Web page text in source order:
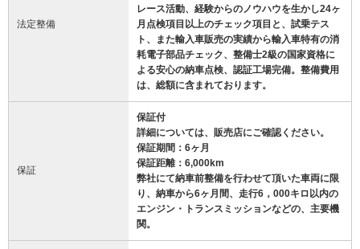
法定整備
レース活動、経験からのノウハウを生かし24ヶ
月点検項目以上のチェック項目と、試乗テス
ト、また輸入車販売の実績から輸入車特有の消
耗電子部品チェック、整備士2級の国家資格に
よる安心の納車点検、認証工場完備。整備費用
は、総額に含まれております。
保証
保証付
詳細については、販売店にご確認ください。
保証期間：6ヶ月
保証距離：6,000km
弊社にて納車前整備を行わせて頂いた車両に限
り、納車から6ヶ月間、走行6，000キロ以内の
エンジン・トランスミッションなどの、主要機
関。